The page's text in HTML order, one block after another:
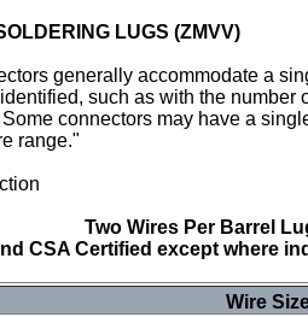
LUGS (ZMVV)
generally accommodate a
such as with the number
connectors may have a
range."
Two Wires Per Barrel
CSA Certified except where
Wire